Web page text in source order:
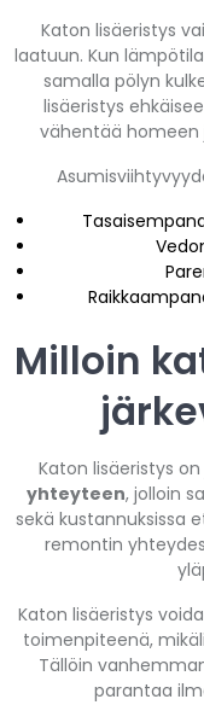
Katon lisäeristys
laatuun. Kun
samalla pölyn
lisäeristys
vähentää homeen
Milloin
Katon lisäeristys
yhteyteen, jolloin
sekä kustannuksissa
remontin
Katon lisäeristys
toimenpiteenä,
Tällöin
parantaa